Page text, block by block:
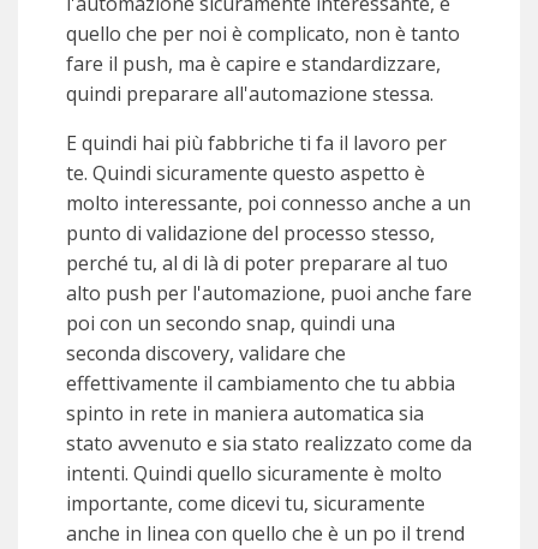
quello che per noi è complicato, non è tanto
fare il push, ma è capire e standardizzare,
quindi preparare all'automazione stessa.
E quindi hai più fabbriche ti fa il lavoro per
te. Quindi sicuramente questo aspetto è
molto interessante, poi connesso anche a un
punto di validazione del processo stesso,
perché tu, al di là di poter preparare al tuo
alto push per l'automazione, puoi anche fare
poi con un secondo snap, quindi una
seconda discovery, validare che
effettivamente il cambiamento che tu abbia
spinto in rete in maniera automatica sia
stato avvenuto e sia stato realizzato come da
intenti. Quindi quello sicuramente è molto
importante, come dicevi tu, sicuramente
anche in linea con quello che è un po il trend